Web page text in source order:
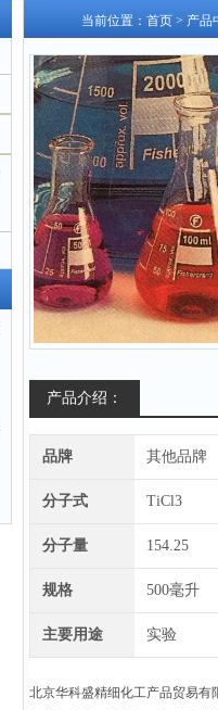
当前位置： 首页 > 产品
产品介绍：
品牌 其他品牌
分子式 TiCl3
分子量 154.25
规格 500毫升
主要用途 实验
北京华科盛精细化工产品贸易有